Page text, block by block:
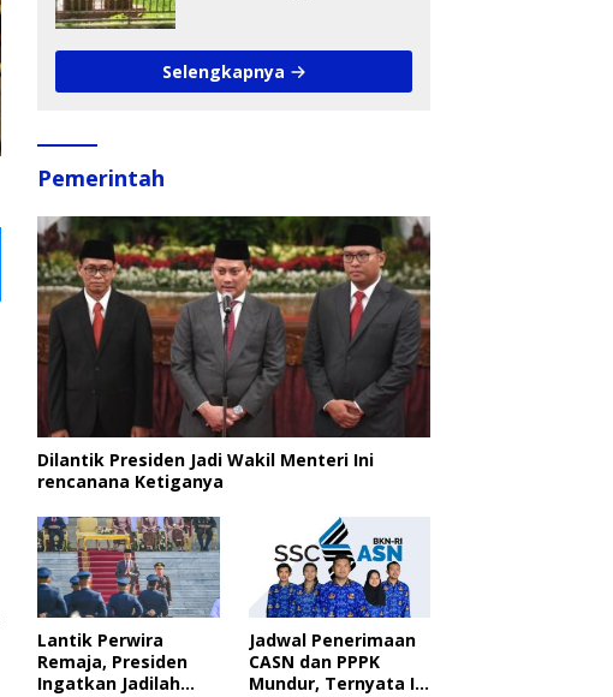
Data Anak
Selengkapnya
Pemerintah
Dilantik Presiden Jadi Wakil Menteri Ini
rencanana Ketiganya
Lantik Perwira
Remaja, Presiden
Ingatkan Jadilah
Jadwal Penerimaan
CASN dan PPPK
Mundur, Ternyata Ini